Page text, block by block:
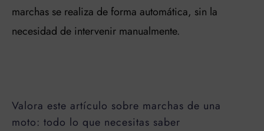
marchas se realiza de forma automática, sin la
necesidad de intervenir manualmente.
Valora este artículo sobre marchas de una
moto: todo lo que necesitas saber